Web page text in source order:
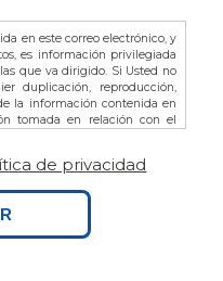
en este correo electrónico, y
es información privilegiada
que va dirigido. Si Usted no
duplicación, reproducción,
la información contenida en
tomada en relación con el
los hubiere.
de Datos de Carácter
Digitales, así como del
domiciliada en AVDA.
de privacidad